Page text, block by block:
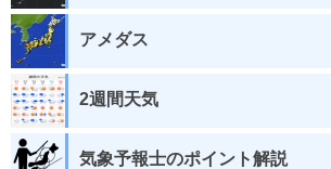
アメダス
2週間天気
気象予報士のポイント解説